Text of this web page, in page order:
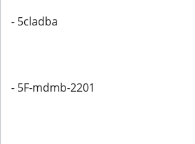
- 5cladba
- 5F-mdmb-2201